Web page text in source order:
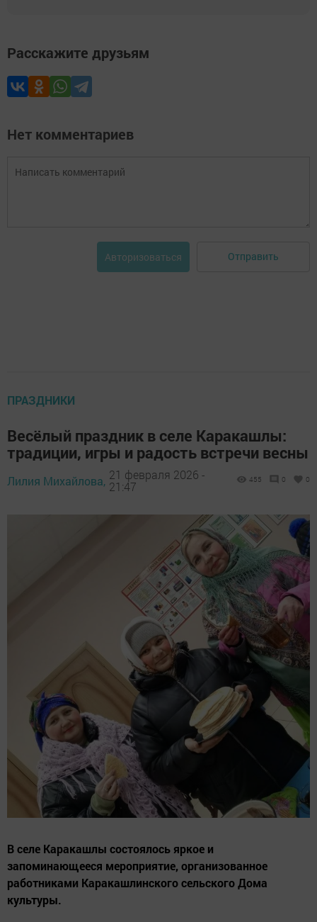
Расскажите друзьям
Нет комментариев
Авторизоваться Отправить
ПРАЗДНИКИ
Весёлый праздник в селе Каракашлы:
традиции, игры и радость встречи весны
Лилия Михайлова, 21 февраля 2026 -
21:47
455 0 0
В селе Каракашлы состоялось яркое и
запоминающееся мероприятие, организованное
работниками Каракашлинского сельского Дома
культуры.